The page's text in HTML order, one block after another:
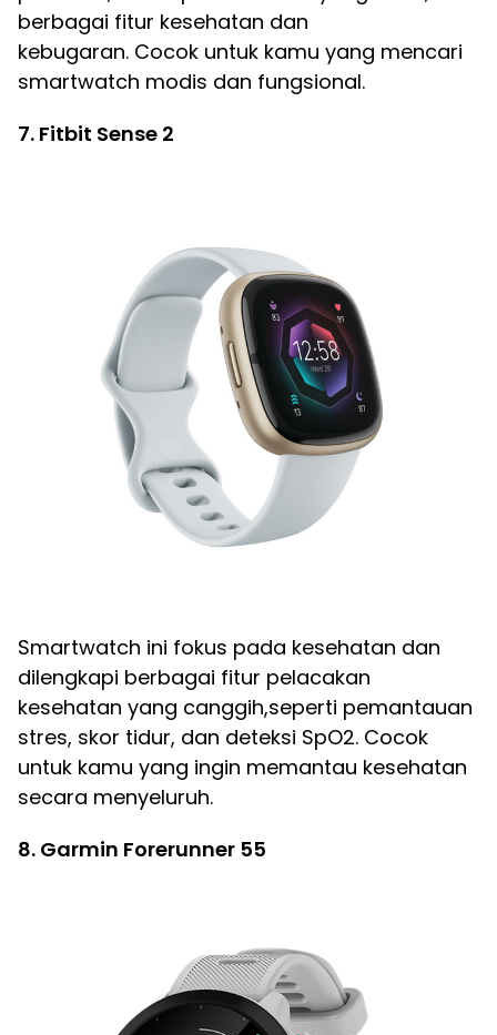
berbagai fitur kesehatan dan
kebugaran. Cocok untuk kamu yang mencari
smartwatch modis dan fungsional.
7. Fitbit Sense 2
Smartwatch ini fokus pada kesehatan dan
dilengkapi berbagai fitur pelacakan
kesehatan yang canggih,seperti pemantauan
stres, skor tidur, dan deteksi SpO2. Cocok
untuk kamu yang ingin memantau kesehatan
secara menyeluruh.
8. Garmin Forerunner 55